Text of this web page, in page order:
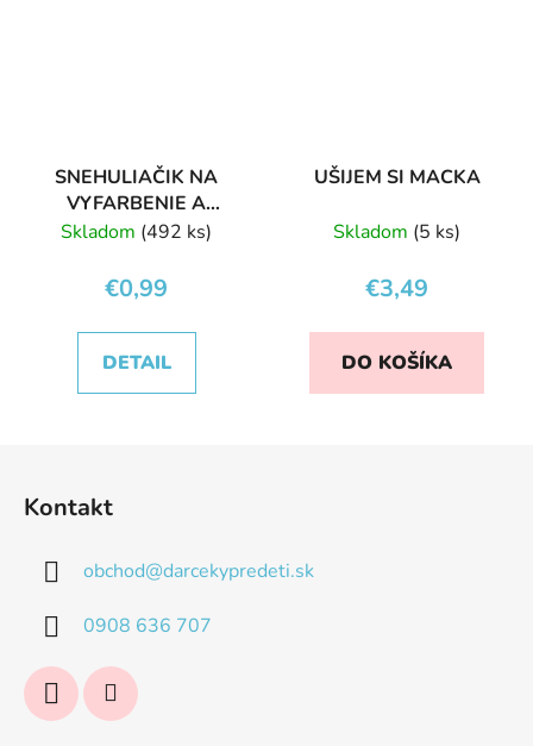
SNEHULIAČIK NA
VYFARBENIE A
ZAVESENIE
Skladom (492 ks)
€0,99
DETAIL
UŠIJEM SI MACKA
Skladom (5 ks)
€3,49
DO KOŠÍKA
Kontakt
obchod@darcekypredeti.sk
0908 636 707